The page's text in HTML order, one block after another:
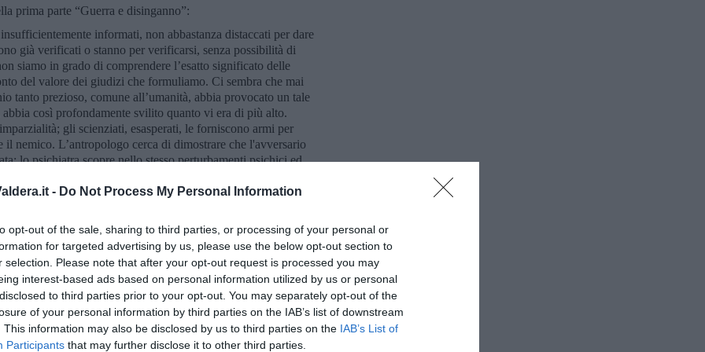
- Do Not Process My Personal Information
opt-out of the sale, sharing to third parties, or processing of your personal or
for targeted advertising by us, please use the below opt-out section to
selection. Please note that after your opt-out request is processed you may
interest-based ads based on personal information utilized by us or personal
to third parties prior to your opt-out. You may separately opt-out of the
of your personal information by third parties on the IAB’s list of downstream
This information may also be disclosed by us to third parties on the IAB’s List of
Participants that may further disclose it to other third parties.
prima parte “Guerra e disinganno”:
informati, non abbastanza distaccati per dare
già verificati o stanno per verificarsi, senza possibilità di
siamo in grado di comprendere l’esatto significato delle
del valore dei giudizi che formuliamo. Ci sembra che mai
tanto prezioso, comune all’umanità, abbia provocato un tale
così profondamente svilito quanto vi era di più alto.
gli scienziati, esasperati, le forniscono armi per
il nemico. L’antropologo cerca di dimostrare che l'avversario
lo psichiatra scopre nello stesso perturbamenti psichici ed
troppa intensità gli effetti di quanto di male vi è nel nostro
un confronto con altre epoche che non abbiamo vissute e la
si possono considerare come la causa della miseria
quali è difficile combattere, ve ne sono due che io mi
qui: il disinganno provocato dalla guerra ed il nuovo
questa c’impone nei confronti della morte… Ma, si pensava, i
sentimento di quanto li unisce ed abbastanza tolleranza
si faceva ancora nell’antichità classica, lo straniero con il
avere tutti i riguardi per la popolazione civile, per le
che, una volta raggiunta l'età adulta, dovranno divenire gli
nemico. Aggiungiamo ancora che dovevano essere
nelle quali, in tempo di pace, si era espressa la